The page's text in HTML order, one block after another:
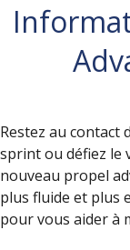
Restez au contact
sprint ou défiez le
nouveau propel
plus fluide et plus
pour vous aider à